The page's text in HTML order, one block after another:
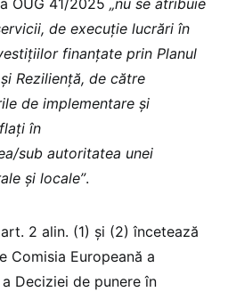
OUG 41/2025 „nu se atribuie
de execuție lucrări în
finanțate prin Planul
Reziliență, de către
de implementare și
în
sub autoritatea unei
și locale”.
2 alin. (1) și (2) încetează
Comisia Europeană a
Deciziei de punere în